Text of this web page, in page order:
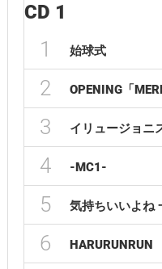
CD 1
1 始球式
2 OPENING「
3 イリュージョニ
4 -MC1-
5 気持ちいいよね
6 HARURUNRUN